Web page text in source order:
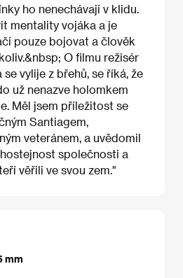
ho nenechávají v klidu.
mentality vojáka a je
pouze bojovat a člověk
O filmu režisér
vylije z břehů, se říká, že
už nenazve holomkem
Měl jsem příležitost se
Santiagem,
veteránem, a uvědomil
společnosti a
věřili ve svou zem."
mm